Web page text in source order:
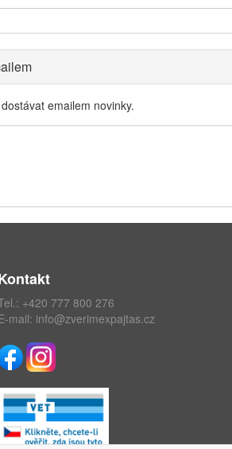
emailem novinky.
+420 777 800 276
mail: info@zverimexpajtas.cz